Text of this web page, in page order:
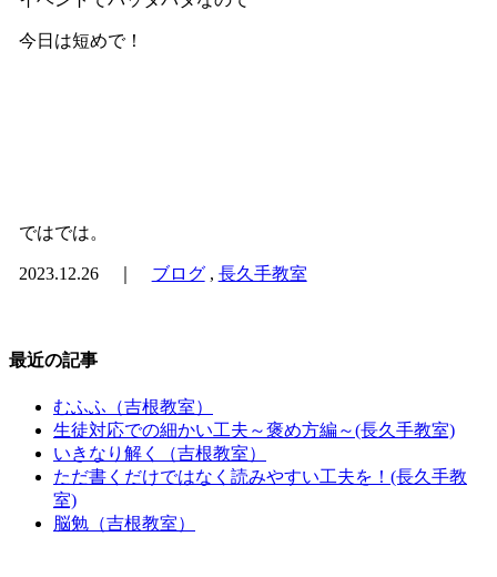
今日は短めで！
ではでは。
2023.12.26 ｜ ブログ, 長久手教室
最近の記事
むふふ（吉根教室）
生徒対応での細かい工夫～褒め方編～(長久手教室)
いきなり解く（吉根教室）
ただ書くだけではなく読みやすい工夫を！(長久手教
室)
脳勉（吉根教室）